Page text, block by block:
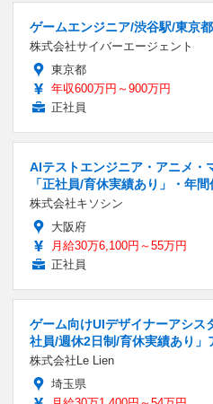
ゲームエンジニア/渋谷駅/東京
株式会社サイバーエージェント
東京都
年収600万円～900万円
正社員
AIテストエンジニア・アニメ・
「正社員/育休実績あり」・年間
株式会社キソシン
大阪府
月給30万6,100円～55万円
正社員
ゲーム向けUIデザイナーアシス
社員/週休2日制/育休実績あり」
株式会社Le Lien
埼玉県